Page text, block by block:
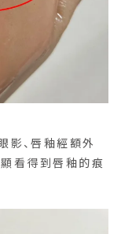
影、唇釉經額外
看得到唇釉的痕